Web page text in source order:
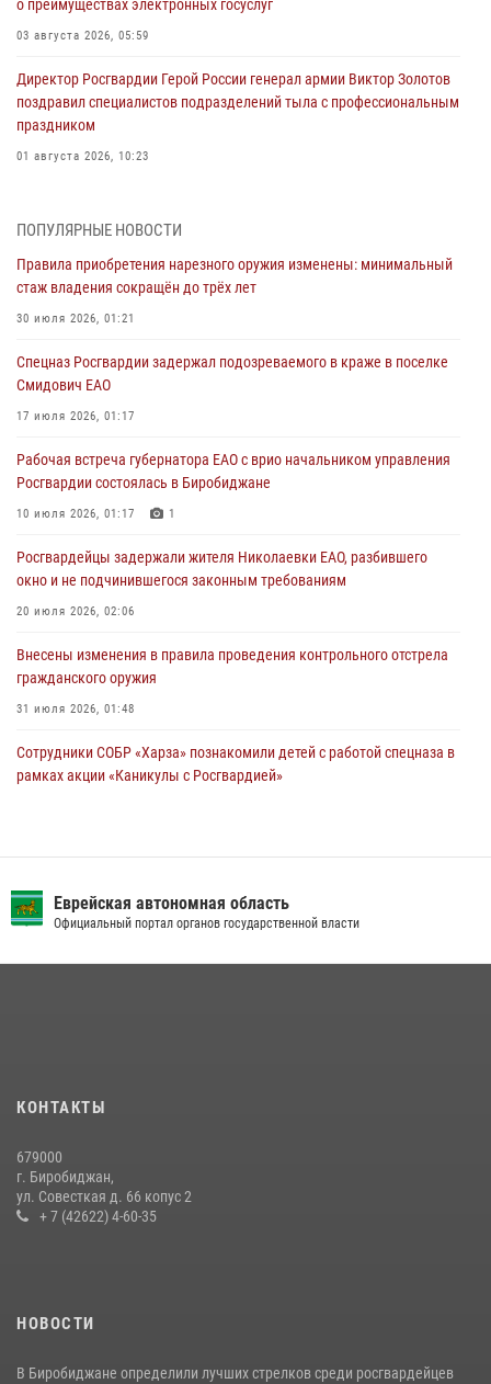
о преимуществах электронных госуслуг
03 августа 2026, 05:59
Директор Росгвардии Герой России генерал армии Виктор Золотов
поздравил специалистов подразделений тыла с профессиональным
праздником
01 августа 2026, 10:23
Российской Федерации
В Росгвардии вспоминают российских воинов, погибших в Первой
мировой войне 1914-1918 годов
Внесены изменения в правила проведения контрольного отстрела
гражданского оружия
Правила приобретения нарезного оружия изменены: минимальный
стаж владения сокращён до трёх лет
ПОПУЛЯРНЫЕ НОВОСТИ
Правила приобретения нарезного оружия изменены: минимальный
стаж владения сокращён до трёх лет
30 июля 2026, 01:21
Спецназ Росгвардии задержал подозреваемого в краже в поселке
Смидович ЕАО
17 июля 2026, 01:17
Рабочая встреча губернатора ЕАО с врио начальником управления
Росгвардии состоялась в Биробиджане
10 июля 2026, 01:17 1
Росгвардейцы задержали жителя Николаевки ЕАО, разбившего
окно и не подчинившегося законным требованиям
20 июля 2026, 02:06
Внесены изменения в правила проведения контрольного отстрела
гражданского оружия
31 июля 2026, 01:48
Сотрудники СОБР «Харза» познакомили детей с работой спецназа в
рамках акции «Каникулы с Росгвардией»
21 июля 2026, 04:18
13 июля 2026, 02:04
гражданского оружия в ЕАО
16 июля 2026, 02:01
Еврейская автономная область
Официальный портал органов государственной власти
КОНТАКТЫ
679000
г. Биробиджан,
ул. Совесткая д. 66 копус 2
+ 7 (42622) 4-60-35
НОВОСТИ
В Биробиджане определили лучших стрелков среди росгвардейцев